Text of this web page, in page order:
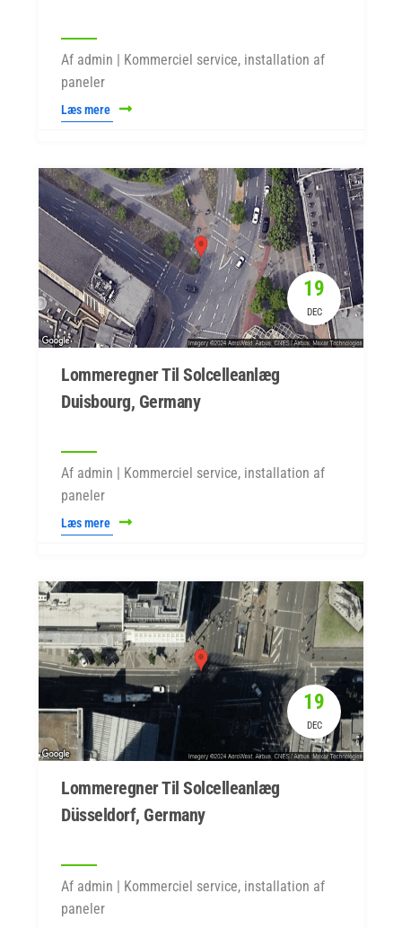
Af admin | Kommerciel service, installation af
paneler
Læs mere
19
DEC
Lommeregner Til Solcelleanlæg
Duisbourg, Germany
Af admin | Kommerciel service, installation af
paneler
Læs mere
19
DEC
Lommeregner Til Solcelleanlæg
Düsseldorf, Germany
Af admin | Kommerciel service, installation af
paneler